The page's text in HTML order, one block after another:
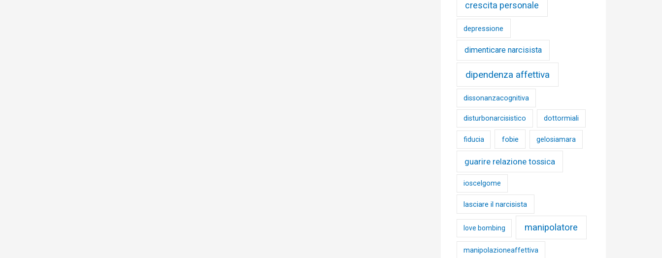
crescita personale
depressione
dimenticare narcisista
dipendenza affettiva
dissonanzacognitiva
disturbonarcisistico dottormiali
fiducia fobie gelosiamara
guarire relazione tossica
ioscelgome
lasciare il narcisista
love bombing manipolatore
manipolazioneaffettiva